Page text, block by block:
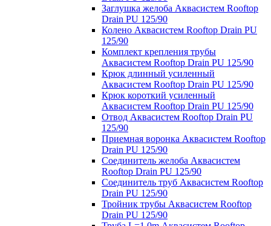
Заглушка желоба Аквасистем Rooftop
Drain PU 125/90
Колено Аквасистем Rooftop Drain PU
125/90
Комплект крепления трубы
Аквасистем Rooftop Drain PU 125/90
Крюк длинный усиленный
Аквасистем Rooftop Drain PU 125/90
Крюк короткий усиленный
Аквасистем Rooftop Drain PU 125/90
Отвод Аквасистем Rooftop Drain PU
125/90
Приемная воронка Аквасистем Rooftop
Drain PU 125/90
Соединитель желоба Аквасистем
Rooftop Drain PU 125/90
Соединитель труб Аквасистем Rooftop
Drain PU 125/90
Тройник трубы Аквасистем Rooftop
Drain PU 125/90